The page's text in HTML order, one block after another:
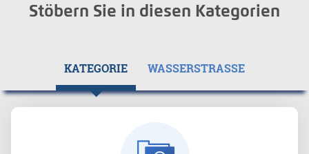
Stöbern Sie in diesen Kategorien
KATEGORIE WASSERSTRASSE